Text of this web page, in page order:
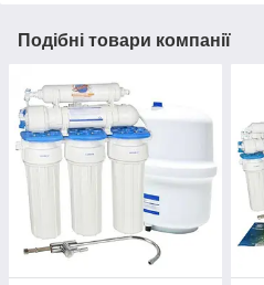
Подібні товари компанії